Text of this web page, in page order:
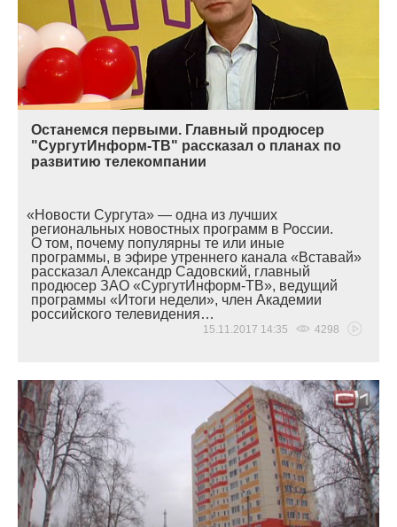
Останемся первыми. Главный продюсер
"СургутИнформ-ТВ" рассказал о планах по
развитию телекомпании
«Новости Сургута» — одна из лучших
региональных новостных программ в России.
О том, почему популярны те или иные
программы, в эфире утреннего канала «Вставай»
рассказал Александр Садовский, главный
продюсер ЗАО «СургутИнформ-ТВ», ведущий
программы «Итоги недели», член Академии
российского телевидения…
15.11.2017 14:35 4298